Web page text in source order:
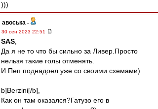
)))
авоська -
30 сен 2023 22:51
SAS
Да я не то что бы сильно за Ливер.Просто
нельзя такие голы отменять.
И Пеп поднадоел уже со своими схемами)
b]Berzini[/b],
Как он там оказался?Гатузо его в